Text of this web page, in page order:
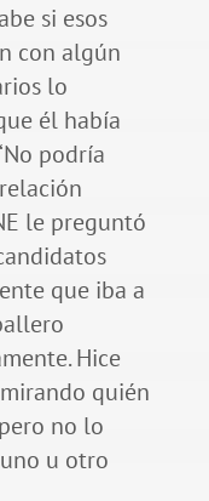
si esos
con algún
lo
él había
podría
le preguntó
que iba a
Hice
quién
no lo
u otro